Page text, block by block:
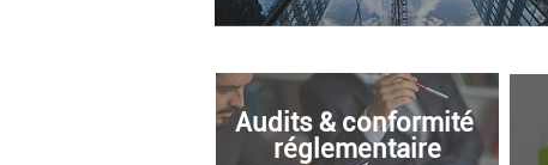
Audits & conformité
réglementaire